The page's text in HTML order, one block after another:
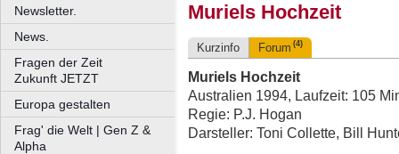
Newsletter.
News.
Fragen der Zeit
Zukunft JETZT
Europa gestalten
Frag' die Welt | Gen Z &
Alpha
Muriels Hochzeit
Kurzinfo Forum (4)
Muriels Hochzeit
Australien 1994, Laufzeit: 105
Regie: P.J. Hogan
Darsteller: Toni Collette, Bill